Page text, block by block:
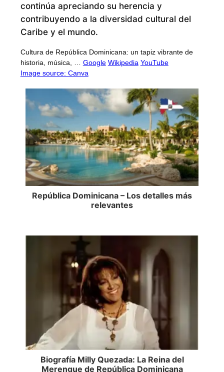
continúa apreciando su herencia y
contribuyendo a la diversidad cultural del
Caribe y el mundo.
Cultura de República Dominicana: un tapiz vibrante de
historia, música, …
Google Wikipedia YouTube
Image source: Canva
República Dominicana – Los detalles más
relevantes
Biografía Milly Quezada: La Reina del
Merengue de República Dominicana